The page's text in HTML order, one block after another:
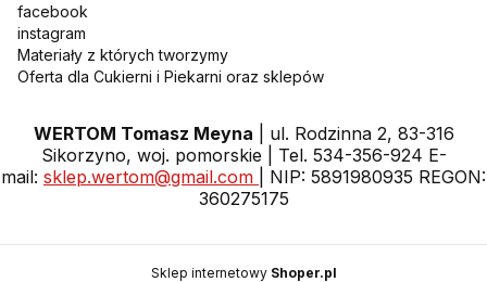
facebook
instagram
Materiały z których tworzymy
Oferta dla Cukierni i Piekarni oraz sklepów
WERTOM Tomasz Meyna | ul. Rodzinna 2, 83-316
Sikorzyno, woj. pomorskie | Tel. 534-356-924 E-
mail: sklep.wertom@gmail.com
| NIP: 5891980935 REGON:
360275175
Sklep internetowy Shoper.pl